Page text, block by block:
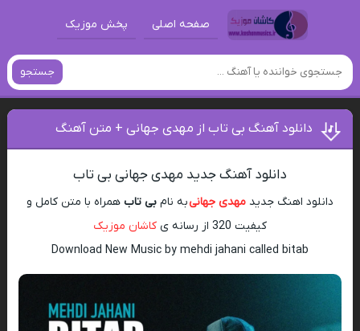
صفحه اصلی پخش موزیک
جستجو
دانلود آهنگ بی تاب از مهدی جهانی + متن آهنگ
دانلود آهنگ جدید مهدی جهانی بی تاب
دانلود اهنگ جدید مهدی جهانیبه نام بی تاب همراه با متن کامل و
کیفیت 320 از رسانه ی
کاشان موزیک
Download New Music by mehdi jahani called bitab